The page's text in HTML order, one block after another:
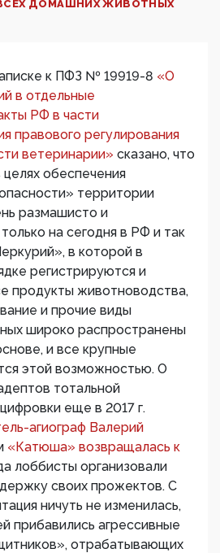
ДОМАШНИХ ЖИВОТНЫХ
к ПФЗ № 19919-8 «О
в отдельные
РФ в части
правового регулирования
ветеринарии» сказано, что
обеспечения
территории
размашисто и
на сегодня в РФ и так
в которой в
регистрируются и
продукты животноводства,
и прочие виды
широко распространены
и все крупные
этой возможностью. О
тотальной
еще в 2017 г.
агиограф Валерий
«Катюша» возвращалась к
лоббисты организовали
своих прожектов. С
ничуть не изменилась,
прибавились агрессивные
отрабатывающих